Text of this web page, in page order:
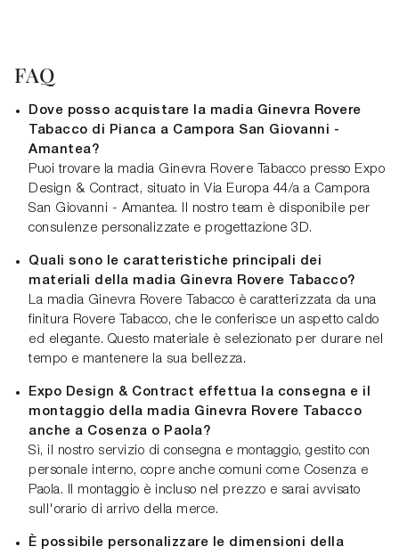
FAQ
Dove posso acquistare la madia Ginevra Rovere
Tabacco di Pianca a Campora San Giovanni -
Amantea?
Puoi trovare la madia Ginevra Rovere Tabacco presso Expo
Design & Contract, situato in Via Europa 44/a a Campora
San Giovanni - Amantea. Il nostro team è disponibile per
consulenze personalizzate e progettazione 3D.
Quali sono le caratteristiche principali dei
materiali della madia Ginevra Rovere Tabacco?
La madia Ginevra Rovere Tabacco è caratterizzata da una
finitura Rovere Tabacco, che le conferisce un aspetto caldo
ed elegante. Questo materiale è selezionato per durare nel
tempo e mantenere la sua bellezza.
Expo Design & Contract effettua la consegna e il
montaggio della madia Ginevra Rovere Tabacco
anche a Cosenza o Paola?
Sì, il nostro servizio di consegna e montaggio, gestito con
personale interno, copre anche comuni come Cosenza e
Paola. Il montaggio è incluso nel prezzo e sarai avvisato
sull'orario di arrivo della merce.
È possibile personalizzare le dimensioni della